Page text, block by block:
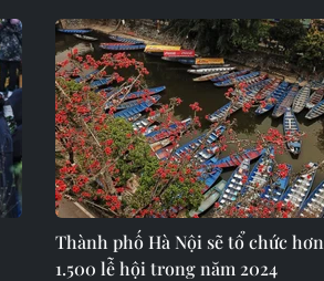
Thành phố Hà Nội sẽ tổ chức hơn
1.500 lễ hội trong năm 2024